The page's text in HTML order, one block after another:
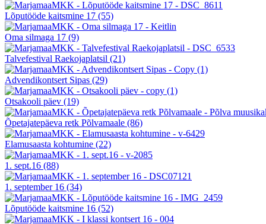
Lõputööde kaitsmine 17 (55)
Oma silmaga 17 (9)
Talvefestival Raekojaplatsil (21)
Advendikontsert Sipas (29)
Otsakooli päev (19)
Õpetajatepäeva retk Põlvamaale (86)
Elamusaasta kohtumine (22)
1. sept.16 (88)
1. september 16 (34)
Lõputööde kaitsmine 16 (52)